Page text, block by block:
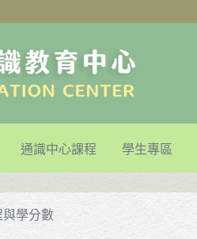
通識中心課程 學生專區
學分數